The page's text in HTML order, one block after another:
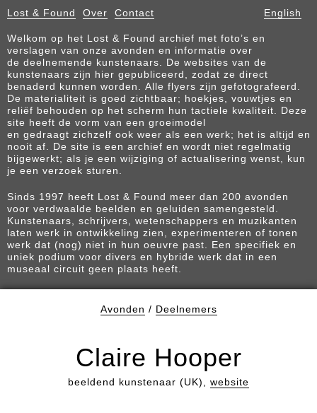
Lost & Found Over Contact English
Welkom op het Lost & Found archief met foto’s en
verslagen van onze avonden en informatie over
de deelnemende kunstenaars. De websites van de
kunstenaars zijn hier gepubliceerd, zodat ze direct
benaderd kunnen worden. Alle flyers zijn gefotografeerd.
De materialiteit is goed zichtbaar; hoekjes, vouwtjes en
reliëf behouden op het scherm hun tactiele kwaliteit. Deze
site heeft de vorm van een groeimodel
en gedraagt zichzelf ook weer als een werk; het is altijd en
nooit af. De site is een archief en wordt niet regelmatig
bijgewerkt; als je een wijziging of actualisering wenst, kun
je een verzoek sturen.
Sinds 1997 heeft Lost & Found meer dan 200 avonden
voor verdwaalde beelden en geluiden samengesteld.
Kunstenaars, schrijvers, wetenschappers en muzikanten
laten werk in ontwikkeling zien, experimenteren of tonen
werk dat (nog) niet in hun oeuvre past. Een specifiek en
uniek podium voor divers en hybride werk dat in een
museaal circuit geen plaats heeft.
Avonden / Deelnemers
Claire Hooper
beeldend kunstenaar (UK), website